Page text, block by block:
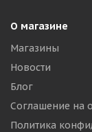
О магазине
Магазины
Новости
Блог
Соглашение на
Политика